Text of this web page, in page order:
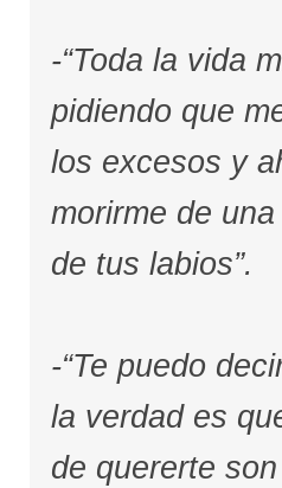
-“Toda la vida
pidiendo que
los excesos y
morirme de
de tus labios”.
-“Te puedo
la verdad es
de quererte